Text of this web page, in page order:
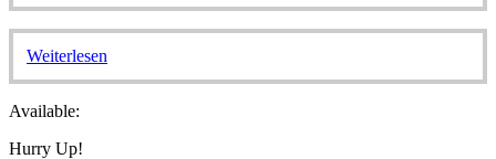
Weiterlesen
Available:
Hurry Up!